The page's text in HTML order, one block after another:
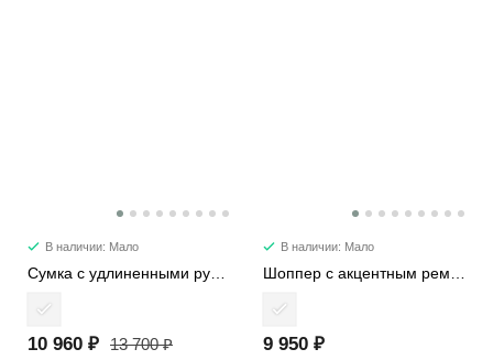
В наличии: Мало
10 960 ₽ 13 700 ₽
В наличии: Мало
9 950 ₽